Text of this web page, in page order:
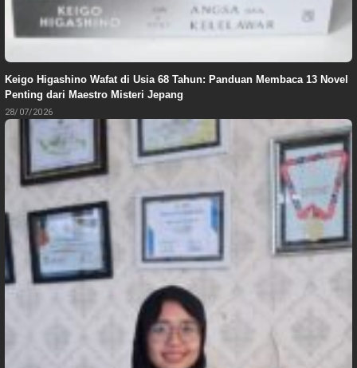
Keigo Higashino Wafat di Usia 68 Tahun: Panduan Membaca 13 Novel
Penting dari Maestro Misteri Jepang
28/07/2026